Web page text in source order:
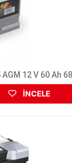
12 V 60 Ah
İNCELE